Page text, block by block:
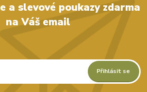
a slevové poukazy zdarma
na Váš email
Přihlásit se